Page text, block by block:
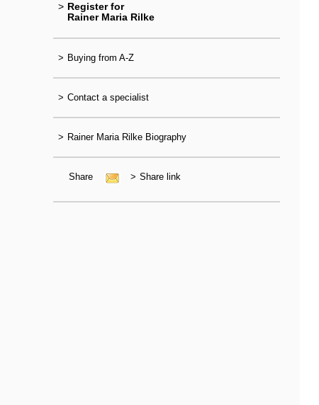
> Register for
Rainer Maria Rilke
> Buying from A-Z
> Contact a specialist
> Rainer Maria Rilke Biography
Share > Share link